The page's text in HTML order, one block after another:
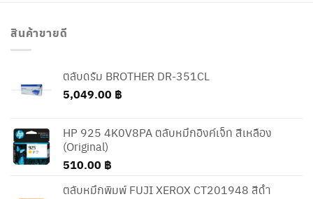
สินค้าขายดี
ตลับดรัม BROTHER DR-351CL
5,049.00 ฿
HP 925 4K0V8PA ตลับหมึกอิงค์เจ็ท สีเหลือง
(Original)
510.00 ฿
ตลับหมึกพิมพ์ FUJI XEROX CT201948 สีดำ